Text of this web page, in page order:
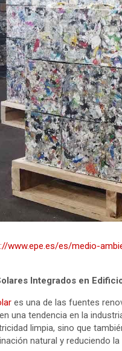
www.epe.es/es/medio-
Integrados en
es una de las fuentes
una tendencia en la
limpia, sino que
natural y reduciendo